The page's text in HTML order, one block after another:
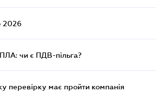
2026
чи є ПДВ-пільга?
перевірку має пройти компанія